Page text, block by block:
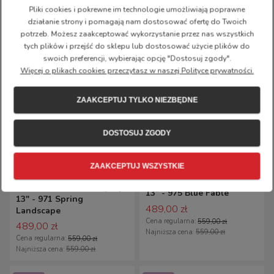
Najniższa cena:559,00 zł
24h
13" - 971 Spring
Landscape
489,00 zł
Cena regularna:559,00 zł
Najniższa cena:559,00 zł
promocja 24h
Kanken Art Laptop 13"
Plecak Kanken Art Laptop
13" - 975 Blue Fable
489,00 zł
Cena regularna:559,00 zł
Najniższa cena:559,00 zł
promocja
Pliki cookies i pokrewne im technologie umożliwiają poprawne
działanie strony i pomagają nam dostosować ofertę do Twoich
potrzeb. Możesz zaakceptować wykorzystanie przez nas wszystkich
tych plików i przejść do sklepu lub dostosować użycie plików do
swoich preferencji, wybierając opcję "Dostosuj zgody".
Więcej o plikach cookies przeczytasz w naszej Polityce prywatności.
ZAAKCEPTUJ TYLKO NIEZBĘDNE
DOSTOSUJ ZGODY
ZAAKCEPTUJ WSZYSTKIE